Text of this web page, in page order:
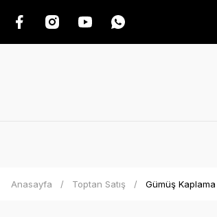
Anasayfa Toptan Satış Gümüş